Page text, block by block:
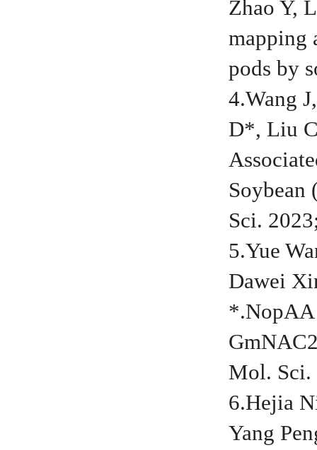
Zhao Y,
mapping
pods by
4.Wang
D*, Liu
Sci.
5.Yue
Dawei
*.NopAA
Mol. Sci.
6.Hejia
Yang